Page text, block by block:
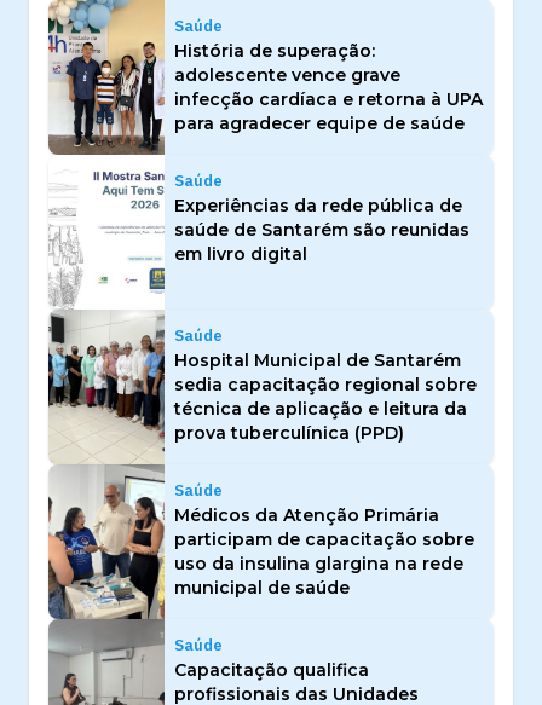
Saúde
História de superação:
adolescente vence grave
infecção cardíaca e retorna à UPA
para agradecer equipe de saúde
Saúde
Experiências da rede pública de
saúde de Santarém são reunidas
em livro digital
Saúde
Hospital Municipal de Santarém
sedia capacitação regional sobre
técnica de aplicação e leitura da
prova tuberculínica (PPD)
Saúde
Médicos da Atenção Primária
participam de capacitação sobre
uso da insulina glargina na rede
municipal de saúde
Saúde
Capacitação qualifica
profissionais das Unidades